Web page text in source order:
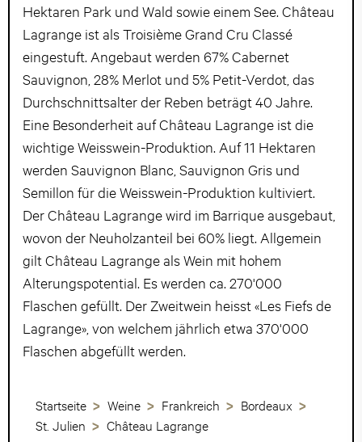
Hektaren Park und Wald sowie einem See. Château
Lagrange ist als Troisième Grand Cru Classé
eingestuft. Angebaut werden 67% Cabernet
Sauvignon, 28% Merlot und 5% Petit-Verdot, das
Durchschnittsalter der Reben beträgt 40 Jahre.
Eine Besonderheit auf Château Lagrange ist die
wichtige Weisswein-Produktion. Auf 11 Hektaren
werden Sauvignon Blanc, Sauvignon Gris und
Semillon für die Weisswein-Produktion kultiviert.
Der Château Lagrange wird im Barrique ausgebaut,
wovon der Neuholzanteil bei 60% liegt. Allgemein
gilt Château Lagrange als Wein mit hohem
Alterungspotential. Es werden ca. 270'000
Flaschen gefüllt. Der Zweitwein heisst «Les Fiefs de
Lagrange», von welchem jährlich etwa 370'000
Flaschen abgefüllt werden.
Startseite Weine Frankreich
Bordeaux
St. Julien
Château Lagrange